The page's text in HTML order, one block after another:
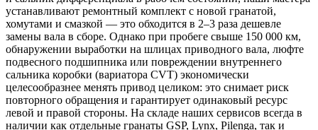
устанавливают ремонтный комплект с новой гранатой,
хомутами и смазкой — это обходится в 2–3 раза дешевле
замены вала в сборе. Однако при пробеге свыше 150 000 км,
обнаружении выработки на шлицах приводного вала, люфте
подвесного подшипника или повреждении внутреннего
сальника коробки (вариатора CVT) экономически
целесообразнее менять привод целиком: это снимает риск
повторного обращения и гарантирует одинаковый ресурс
левой и правой стороны. На складе наших сервисов всегда в
наличии как отдельные гранаты GSP, Lynx, Pilenga, так и